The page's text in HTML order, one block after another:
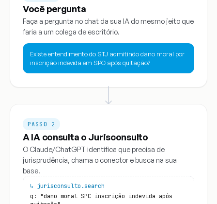
Você pergunta
Faça a pergunta no chat da sua IA do mesmo jeito que
faria a um colega de escritório.
Existe entendimento do STJ admitindo dano moral por
inscrição indevida em SPC após quitação?
PASSO 2
A IA consulta o Jurisconsulto
O Claude/ChatGPT identifica que precisa de
jurisprudência, chama o conector e busca na sua
base.
↳ jurisconsulto.search
q: "dano moral SPC inscrição indevida após